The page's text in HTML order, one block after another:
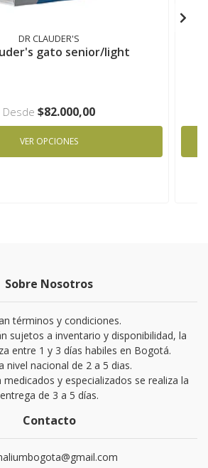
DR CLAUDER'S
gato senior/light
Desde $82.000,00
VER OPCIONES
Sobre Nosotros
términos y condiciones.
sujetos a inventario y disponibilidad, la
entre 1 y 3 días habiles en Bogotá.
nivel nacional de 2 a 5 dias.
y especializados se realiza la
entrega de 3 a 5 días.
Contacto